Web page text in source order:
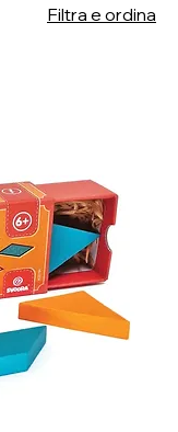
Filtra e ordina